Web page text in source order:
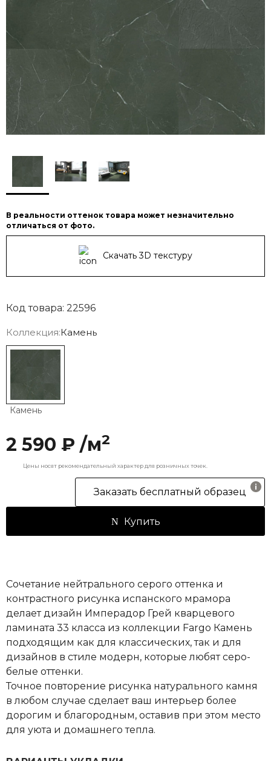
В реальности оттенок товара может незначительно
отличаться от фото.
Скачать 3D текстуру
Код товара: 22596
Коллекция:Камень
Камень
2 590 ₽ /м2
Цены носят рекомендательный характер для розничных точек.
Заказать бесплатный образец
Купить
Сочетание нейтрального серого оттенка и
контрастного рисунка испанского мрамора
делает дизайн Имперадор Грей кварцевого
ламината 33 класса из коллекции Fargo Камень
подходящим как для классических, так и для
дизайнов в стиле модерн, которые любят серо-
белые оттенки.
Точное повторение рисунка натурального камня
в любом случае сделает ваш интерьер более
дорогим и благородным, оставив при этом место
для уюта и домашнего тепла.